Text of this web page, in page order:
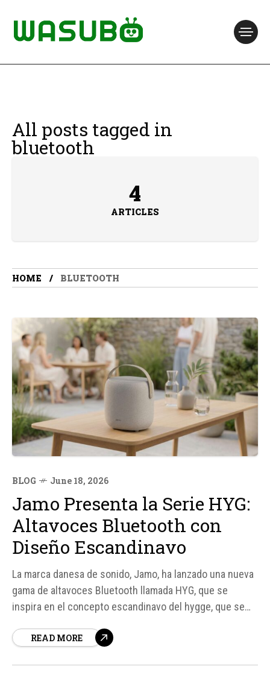
All posts tagged in
bluetooth
4
ARTICLES
HOME BLUETOOTH
BLOG June 18, 2026
Jamo Presenta la Serie HYG:
Altavoces Bluetooth con
Diseño Escandinavo
La marca danesa de sonido, Jamo, ha lanzado una nueva
gama de altavoces Bluetooth llamada HYG, que se
inspira en el concepto escandinavo del hygge, que se
consta de tres modelos: HYG Flex, HYG Flow y HYG
READ MORE